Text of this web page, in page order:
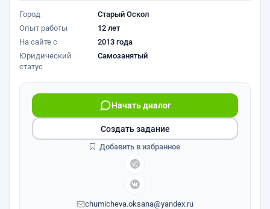
Город
Старый Оскол
Опыт работы
12 лет
На сайте с
2013 года
Юридический
статус
Самозанятый
Начать диалог
chumicheva.oksana@yandex.ru
Создать задание
Добавить в избранное